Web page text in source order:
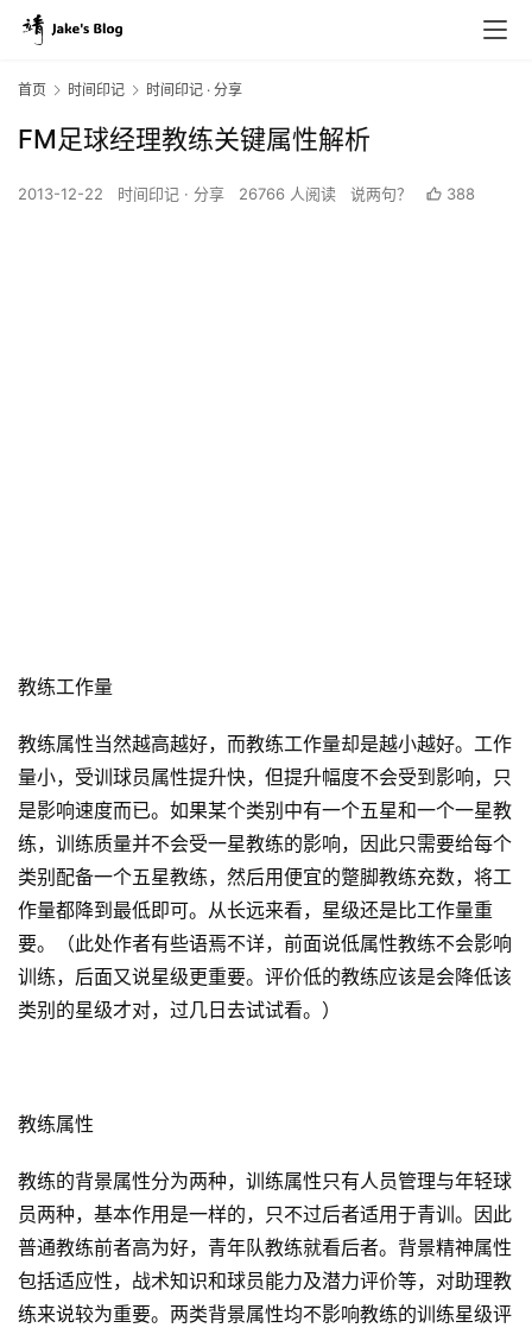
首页 时间印记 时间印记 · 分享
FM足球经理教练关键属性解析
2013-12-22 时间印记 · 分享 26766 人阅读 说两句？ 388
教练工作量
教练属性当然越高越好，而教练工作量却是越小越好。工作
量小，受训球员属性提升快，但提升幅度不会受到影响，只
是影响速度而已。如果某个类别中有一个五星和一个一星教
练，训练质量并不会受一星教练的影响，因此只需要给每个
类别配备一个五星教练，然后用便宜的蹩脚教练充数，将工
作量都降到最低即可。从长远来看，星级还是比工作量重
要。（此处作者有些语焉不详，前面说低属性教练不会影响
训练，后面又说星级更重要。评价低的教练应该是会降低该
类别的星级才对，过几日去试试看。）
教练属性
教练的背景属性分为两种，训练属性只有人员管理与年轻球
员两种，基本作用是一样的，只不过后者适用于青训。因此
普通教练前者高为好，青年队教练就看后者。背景精神属性
包括适应性，战术知识和球员能力及潜力评价等，对助理教
练来说较为重要。两类背景属性均不影响教练的训练星级评